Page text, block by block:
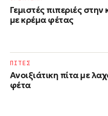
Γεμιστές πιπεριές
με κρέμα φέτας
Ανοιξιάτικη πίτα με
φέτα
ΠΙΤΕΣ